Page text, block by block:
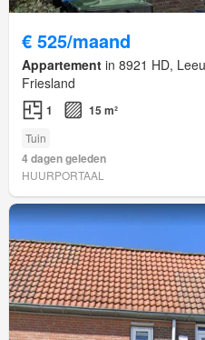
€ 525/maand
Appartement in 8921 HD,
Friesland
1 15 m²
Tuin
4 dagen geleden
HUURPORTAAL